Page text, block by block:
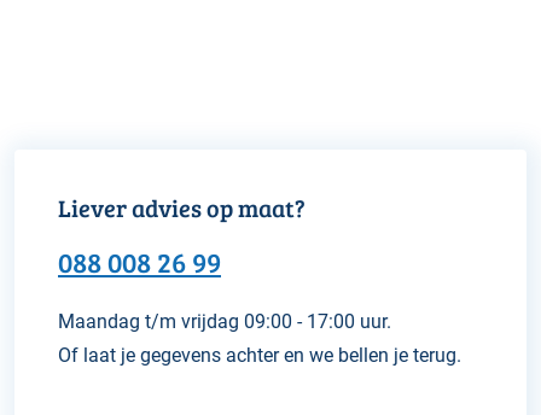
Liever advies op maat?
088 008 26 99
Maandag t/m vrijdag 09:00 - 17:00 uur.
Of laat je gegevens achter en we bellen je terug.